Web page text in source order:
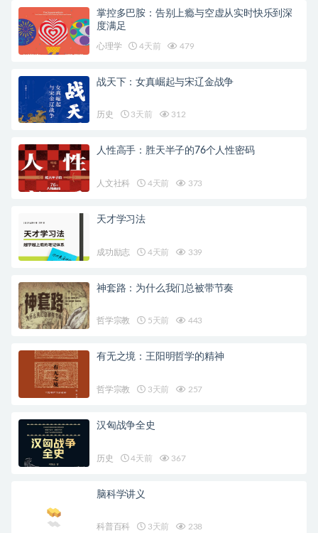
掌控多巴胺：告别上瘾与空虚从实时快乐到深
度满足
心理学 4天前 479
战天下：女真崛起与宋辽金战争
历史 3天前 312
人性高手：胜天半子的76个人性密码
人文社科 4天前 373
天才学习法
成功励志 4天前 339
神套路：为什么我们总被带节奏
哲学宗教 5天前 443
有无之境：王阳明哲学的精神
哲学宗教 3天前 257
汉匈战争全史
历史 4天前 367
脑科学讲义
科普百科 3天前 238